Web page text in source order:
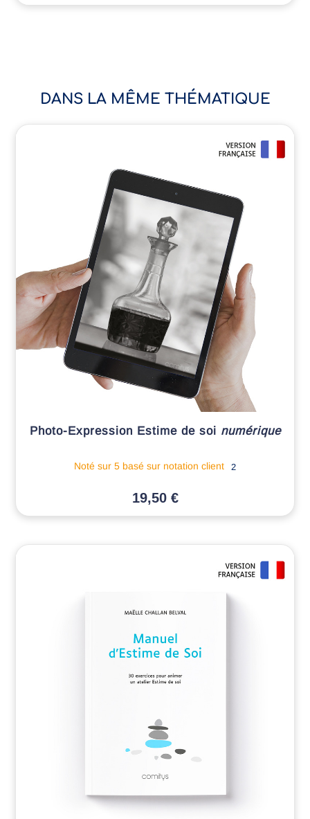
DANS LA MÊME THÉMATIQUE
Photo-Expression Estime de soi numérique
Noté sur 5 basé sur notation client 2
19,50€